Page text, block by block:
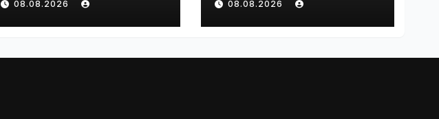
security concerns |
VseTime.ru
08.08.2026 сумму любовнице
Инфантино |
08.08.2026